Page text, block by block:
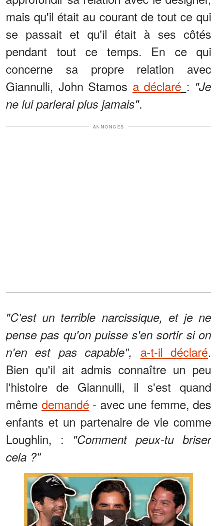
mais qu'il était au courant de tout ce qui
se passait et qu'il était à ses côtés
pendant tout ce temps. En ce qui
concerne sa propre relation avec
Giannulli, John Stamos a déclaré : "Je
ne lui parlerai plus jamais".
ANNONCES
"C'est un terrible narcissique, et je ne
pense pas qu'on puisse s'en sortir si on
n'en est pas capable",
a-t-il déclaré.
Bien qu'il ait admis connaître un peu
l'histoire de Giannulli, il s'est quand
même demandé- avec une femme, des
enfants et un partenaire de vie comme
Loughlin, :
"Comment peux-tu briser
cela ?"
Watch